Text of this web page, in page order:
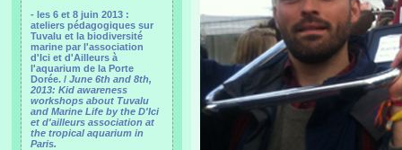
- les 6 et 8 juin 2013 :
ateliers pédagogiques sur
Tuvalu et la biodiversité
marine par l'association
d'Ici et d'Ailleurs à
l'aquarium de la Porte
Dorée. / June 6th and 8th,
2013: Kid awareness
workshops about Tuvalu
and Marine Life by the D'Ici
et d'ailleurs association at
the tropical aquarium in
Paris.